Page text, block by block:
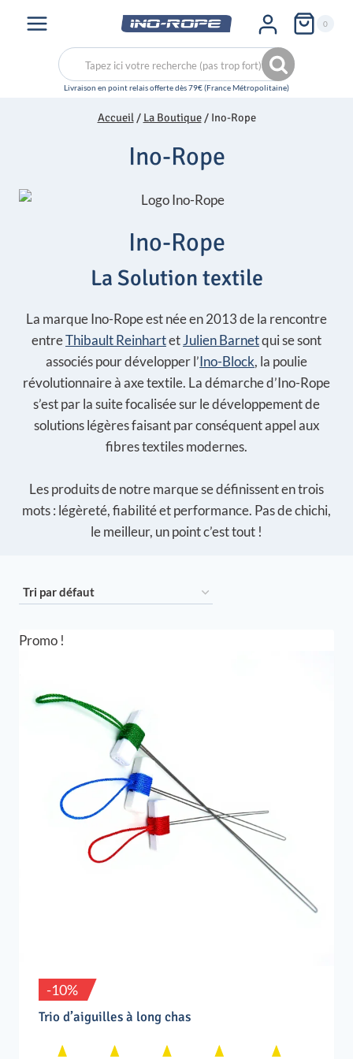
0
Recherche
pour :
Recherche
Accueil / La Boutique / Ino-Rope
Ino-Rope
Ino-Rope
La Solution textile
La marque Ino-Rope est née en 2013 de la rencontre
entreThibault ReinhartetJulien Barnetqui se sont
associés pour développer l’Ino-Block, la poulie
révolutionnaire à axe textile. La démarche d’Ino-Rope
s’est par la suite focalisée sur le développement de
solutions légères faisant par conséquent appel aux
fibres textiles modernes.
Les produits de notre marque se définissent en trois
mots : légèreté, fiabilité et performance. Pas de chichi,
le meilleur, un point c’est tout !
Promo !
-10%
Trio d’aiguilles à long chas